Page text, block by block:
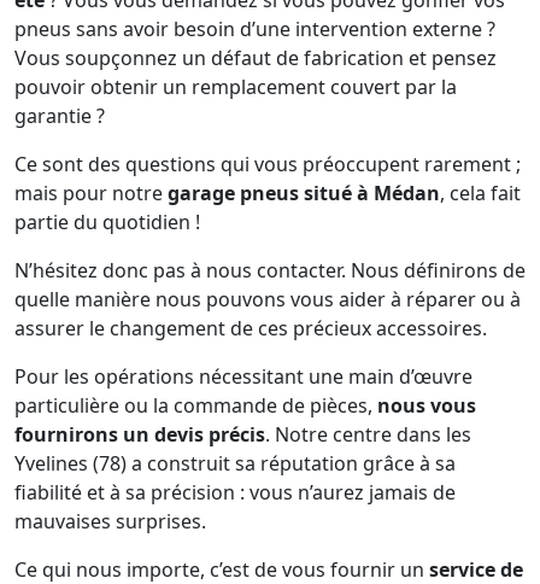
pneus sans avoir besoin d’une intervention externe ?
Vous soupçonnez un défaut de fabrication et pensez
pouvoir obtenir un remplacement couvert par la
garantie ?
Ce sont des questions qui vous préoccupent rarement ;
mais pour notregarage pneus situé à Médan, cela fait
partie du quotidien !
N’hésitez donc pas à nous contacter. Nous définirons de
quelle manière nous pouvons vous aider à réparer ou à
assurer le changement de ces précieux accessoires.
Pour les opérations nécessitant une main d’œuvre
particulière ou la commande de pièces, nous vous
fournirons un devis précis. Notre centre dans les
Yvelines (78) a construit sa réputation grâce à sa
fiabilité et à sa précision : vous n’aurez jamais de
mauvaises surprises.
Ce qui nous importe, c’est de vous fournir un service de